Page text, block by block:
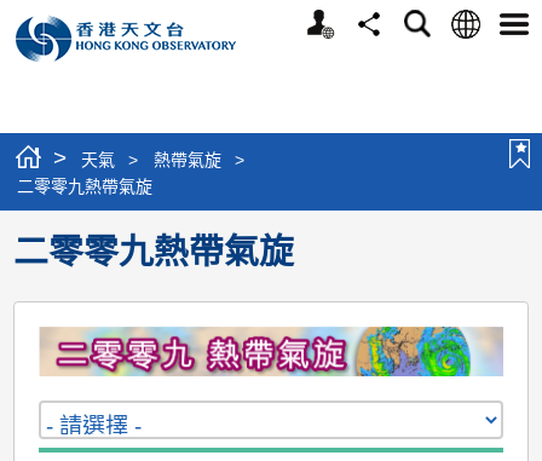
個
分
搜
語
選
> 天氣 > 熱帶氣旋
>
二零零九熱帶氣旋
二零零九熱帶氣旋